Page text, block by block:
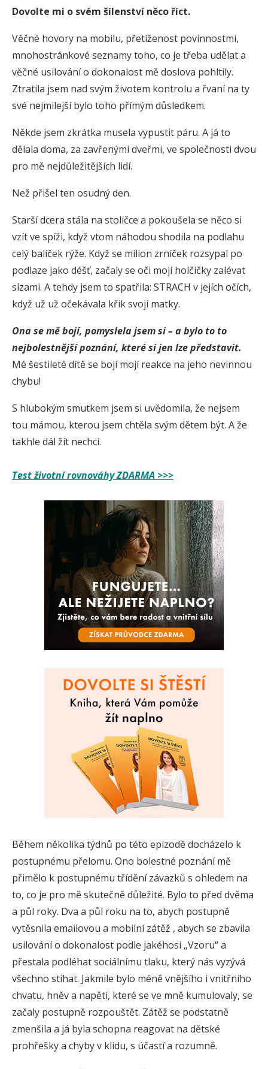
Dovolte mi o svém šílenství něco říct.
Věčné hovory na mobilu, přetíženost povinnostmi,
mnohostránkové seznamy toho, co je třeba udělat a
věčné usilování o dokonalost mě doslova pohltily.
Ztratila jsem nad svým životem kontrolu a řvaní na ty
své nejmilejší bylo toho přímým důsledkem.
Někde jsem zkrátka musela vypustit páru. A já to
dělala doma, za zavřenými dveřmi, ve společnosti dvou
pro mě nejdůležitějších lidí.
Než přišel ten osudný den.
Starší dcera stála na stoličce a pokoušela se něco si
vzít ve spíži, když vtom náhodou shodila na podlahu
celý balíček rýže. Když se milion zrníček rozsypal po
podlaze jako déšť, začaly se oči mojí holčičky zalévat
slzami. A tehdy jsem to spatřila: STRACH v jejích očích,
když už už očekávala křik svojí matky.
Ona se mě bojí, pomyslela jsem si – a bylo to to
nejbolestnější poznání, které si jen lze představit.
Mé šestileté dítě se bojí mojí reakce na jeho nevinnou
chybu!
S hlubokým smutkem jsem si uvědomila, že nejsem
tou mámou, kterou jsem chtěla svým dětem být. A že
takhle dál žít nechci.
Test životní rovnováhy ZDARMA >>>
Během několika týdnů po této epizodě docházelo k
postupnému přelomu. Ono bolestné poznání mě
přimělo k postupnému třídění závazků s ohledem na
to, co je pro mě skutečně důležité. Bylo to před dvěma
a půl roky. Dva a půl roku na to, abych postupně
vytěsnila emailovou a mobilní zátěž , abych se zbavila
usilování o dokonalost podle jakéhosi „Vzoru“ a
přestala podléhat sociálnímu tlaku, který nás vyzývá
všechno stíhat. Jakmile bylo méně vnějšího i vnitřního
chvatu, hněv a napětí, které se ve mně kumulovaly, se
začaly postupně rozpouštět. Zátěž se podstatně
zmenšila a já byla schopna reagovat na dětské
prohřešky a chyby v klidu, s účastí a rozumně.